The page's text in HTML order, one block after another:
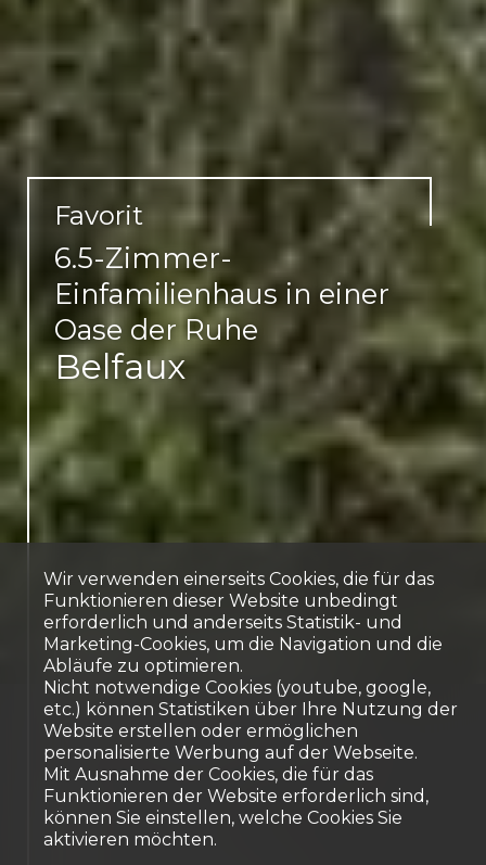
Favorit
6.5-Zimmer-
Einfamilienhaus in einer
Oase der Ruhe
Belfaux
Kontaktieren Sie uns
CH-1782 Belfaux
A 10 minutes de Fribourg
CHF 1'250'000.-
Wir verwenden einerseits Cookies, die für das
Funktionieren dieser Website unbedingt
erforderlich und anderseits Statistik- und
Marketing-Cookies, um die Navigation und die
Abläufe zu optimieren.
Nicht notwendige Cookies (youtube, google,
etc.) können Statistiken über Ihre Nutzung der
Website erstellen oder ermöglichen
personalisierte Werbung auf der Webseite.
Mit Ausnahme der Cookies, die für das
Funktionieren der Website erforderlich sind,
können Sie einstellen, welche Cookies Sie
aktivieren möchten.